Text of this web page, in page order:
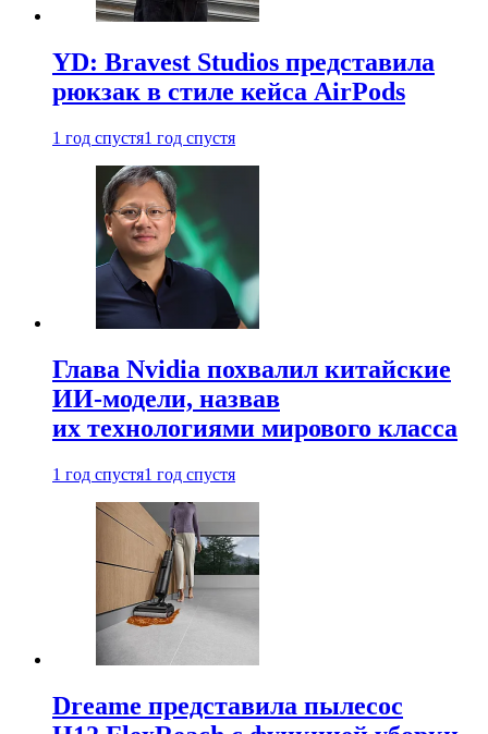
YD: Bravest Studios представила
рюкзак в стиле кейса AirPods
1 год спустя1 год спустя
Глава Nvidia похвалил китайские
ИИ-модели, назвав
их технологиями мирового класса
1 год спустя1 год спустя
Dreame представила пылесос